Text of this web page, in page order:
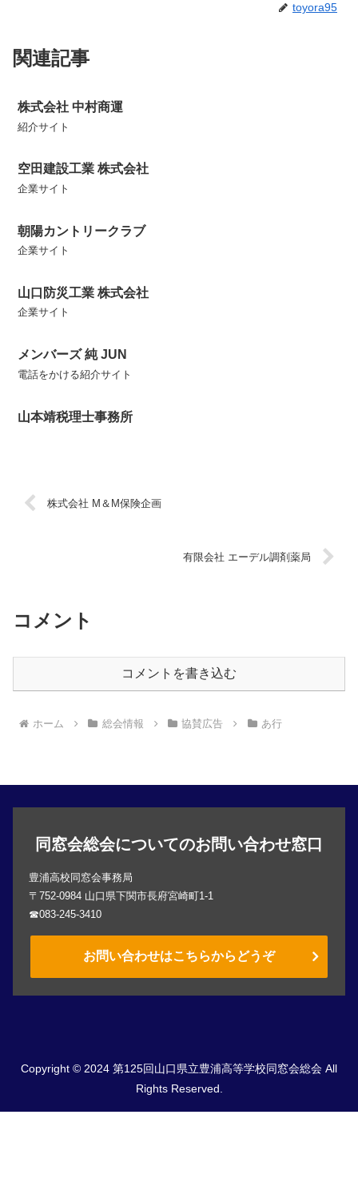
toyora95
関連記事
株式会社 中村商運
紹介サイト
空田建設工業 株式会社
企業サイト
朝陽カントリークラブ
企業サイト
山口防災工業 株式会社
企業サイト
メンバーズ 純 JUN
電話をかける紹介サイト
山本靖税理士事務所
株式会社 M＆M保険企画
有限会社 エーデル調剤薬局
コメント
コメントを書き込む
ホーム 総会情報 協賛広告 あ行
同窓会総会についてのお問い合わせ窓口
豊浦高校同窓会事務局
〒752-0984 山口県下関市長府宮崎町1-1
☎083-245-3410
お問い合わせはこちらからどうぞ
Copyright © 2024 第125回山口県立豊浦高等学校同窓会総会 All
Rights Reserved.